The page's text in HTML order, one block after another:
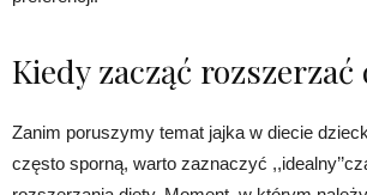
Kiedy zacząć rozszerzać
Zanim poruszymy temat jajka w diecie
często sporną, warto zaznaczyć